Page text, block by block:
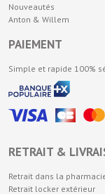
Nouveautés
Anton & Willem
PAIEMENT
Simple et rapide 100%
RETRAIT &
Retrait dans la
Retrait locker extérieur